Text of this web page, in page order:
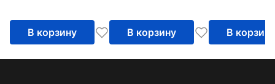
В корзину В корзину В корзину